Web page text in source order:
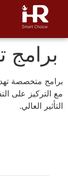
برامج
برامج متخصصة
مع التركيز على
التأثير العالي.